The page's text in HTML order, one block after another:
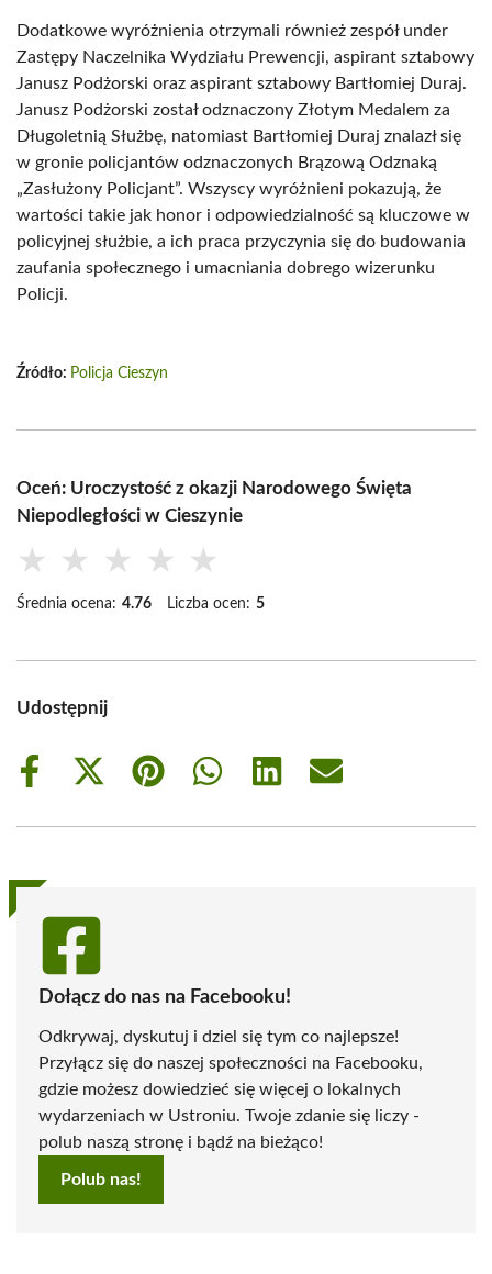
Dodatkowe wyróżnienia otrzymali również zespół under
Zastępy Naczelnika Wydziału Prewencji, aspirant sztabowy
Janusz Podżorski oraz aspirant sztabowy Bartłomiej Duraj.
Janusz Podżorski został odznaczony Złotym Medalem za
Długoletnią Służbę, natomiast Bartłomiej Duraj znalazł się
w gronie policjantów odznaczonych Brązową Odznaką
„Zasłużony Policjant”. Wszyscy wyróżnieni pokazują, że
wartości takie jak honor i odpowiedzialność są kluczowe w
policyjnej służbie, a ich praca przyczynia się do budowania
zaufania społecznego i umacniania dobrego wizerunku
Policji.
Źródło: Policja Cieszyn
Oceń: Uroczystość z okazji Narodowego Święta
Niepodległości w Cieszynie
★ ★ ★ ★ ★
Średnia ocena: 4.76 Liczba ocen: 5
Udostępnij
Share
Share
(Twitter)
Share
Share
Share
Share
Dołącz do nas na Facebooku!
Odkrywaj, dyskutuj i dziel się tym co najlepsze!
Przyłącz się do naszej społeczności na Facebooku,
gdzie możesz dowiedzieć się więcej o lokalnych
wydarzeniach w Ustroniu. Twoje zdanie się liczy -
polub naszą stronę i bądź na bieżąco!
Polub nas!